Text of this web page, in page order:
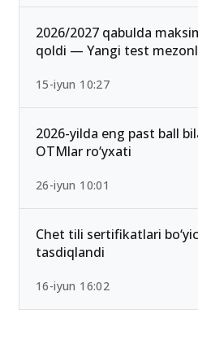
2026/2027 qabulda
qoldi — Yangi test
15-iyun 10:27
2026-yilda eng past ball
OTMlar ro‘yxati
26-iyun 10:01
Chet tili sertifikatlari
tasdiqlandi
16-iyun 16:02